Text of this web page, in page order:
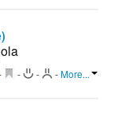
- - -More...